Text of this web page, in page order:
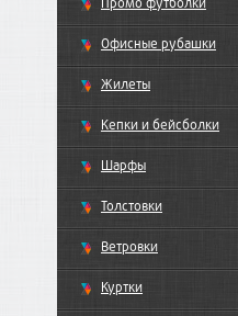
Офисные рубашки
Жилеты
Кепки и бейсболки
Шарфы
Толстовки
Ветровки
Куртки